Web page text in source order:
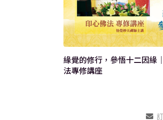
緣覺的修行，參悟十二因緣
法專修講座